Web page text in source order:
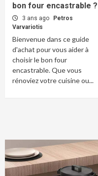
bon four encastrable ?
3 ans ago
Petros
Varvariotis
Bienvenue dans ce guide
d'achat pour vous aider à
choisir le bon four
encastrable. Que vous
rénoviez votre cuisine ou...